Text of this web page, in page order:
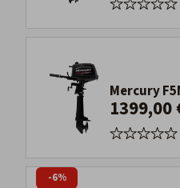
Mercury
1399,00
-6%